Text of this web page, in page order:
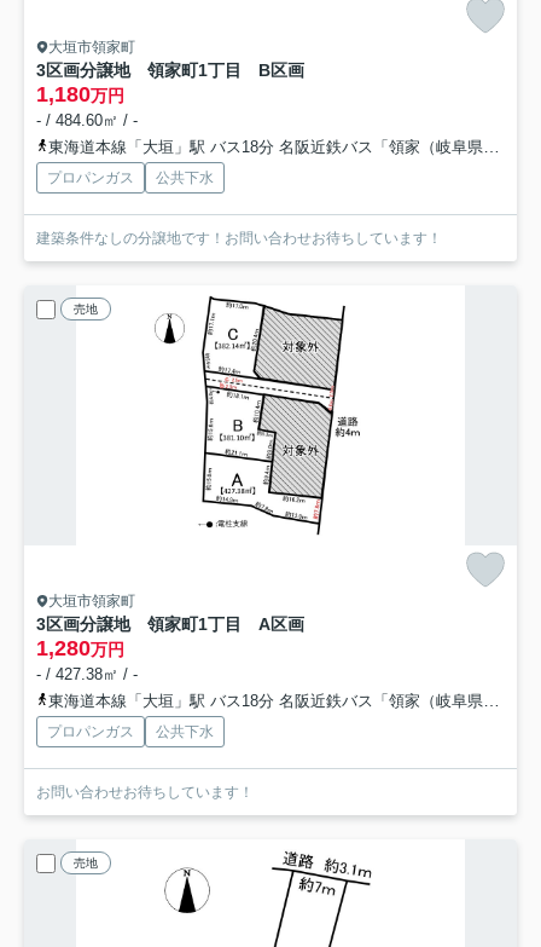
大垣市領家町
3区画分譲地 領家町1丁目 B区画
1,180万円
- / 484.60㎡ / -
東海道本線「大垣」駅 バス18分 名阪近鉄バス「領家（岐阜県）」 停歩3分
プロパンガス 公共下水
建築条件なしの分譲地です！お問い合わせお待ちしています！
売地
大垣市領家町
3区画分譲地 領家町1丁目 A区画
1,280万円
- / 427.38㎡ / -
東海道本線「大垣」駅 バス18分 名阪近鉄バス「領家（岐阜県）」 停歩3分
プロパンガス 公共下水
お問い合わせお待ちしています！
売地